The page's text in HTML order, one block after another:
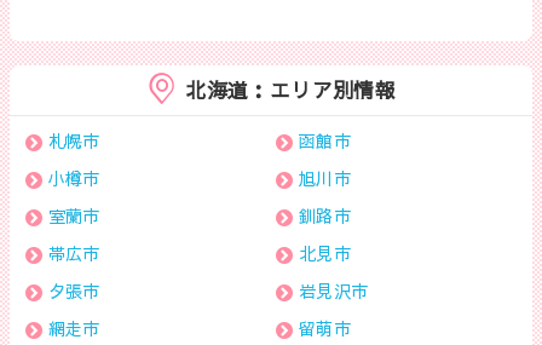
北海道：エリア別情報
札幌市
函館市
小樽市
旭川市
室蘭市
釧路市
帯広市
北見市
夕張市
岩見沢市
網走市
留萌市